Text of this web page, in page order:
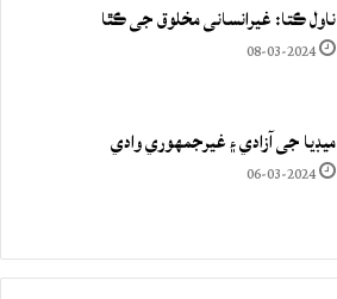
ناول ڪتا: غيرانساني مخلوق جي ڪٿا
08-03-2024
ميڊيا جي آزادي ۽ غيرجمھوري وادي
06-03-2024